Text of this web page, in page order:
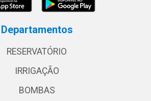
Departamentos
RESERVATÓRIO
IRRIGAÇÃO
BOMBAS